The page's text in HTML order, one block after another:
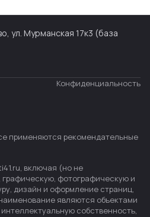
ул. Мурманская 17к3 (база
Конфиденциальность
применяются рекомендательные
включая (но не
графическую, фотографическую и
дизайн и оформление страниц,
являются объектами
собственность,